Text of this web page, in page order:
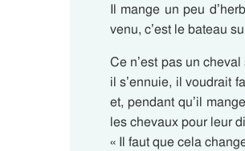
Il mange un peu
venu, c’est le bateau
Ce n’est pas un
il s’ennuie, il voudrait
et, pendant qu’il
les chevaux pour leur
« Il faut que cela